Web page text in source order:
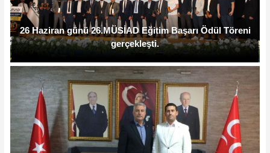
26 Haziran günü 26.MÜSİAD Eğitim Başarı Ödül Töreni
gerçekleşti.